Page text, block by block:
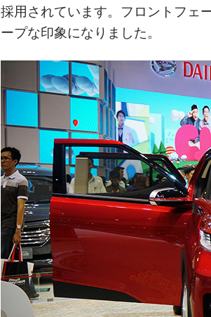
採用されています。フロントフェ
ープな印象になりました。